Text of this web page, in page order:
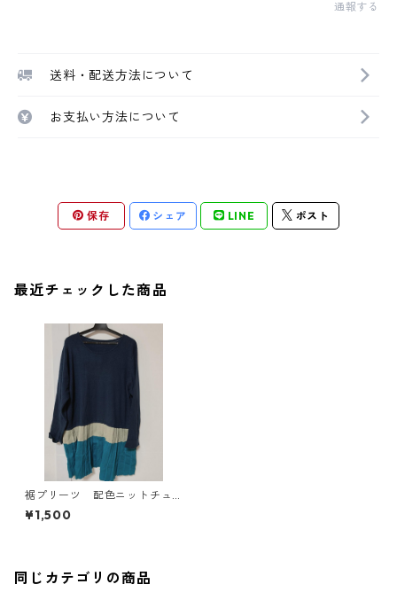
通報する
送料・配送方法について
お支払い方法について
保存 シェア LINE ポスト
最近チェックした商品
裾プリーツ 配色ニットチュ
ニック ６Ｌ ネイビー×ター
コイズ KAE-4383
¥1,500
同じカテゴリの商品